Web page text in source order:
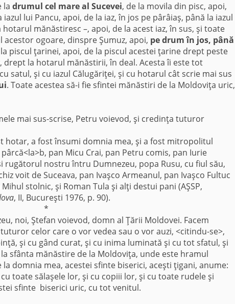
la drumul cel mare al Sucevei, de la movila din pisc, apoi,
lui Pancu, apoi, de la iaz, în jos pe pârâiaş, până la iazul
mănăstiresc –, apoi, de la acest iaz, în sus, şi toate
ogoare, dinspre Şumuz, apoi, pe drum în jos, până
piscul ţarinei, apoi, de la piscul acestei ţarine drept peste
drept la hotarul mănăstirii, în deal. Acesta îi este tot
satul, şi cu iazul Călugăriţei, şi cu hotarul cât scrie mai sus
. Toate acestea să-i fie sfintei mănăstiri de la Moldoviţa uric,
mai sus-scrise, Petru voievod, şi credinţa tuturor
hotar, a fost însumi domnia mea, şi a fost mitropolitul
pan Micu Crai, pan Petru comis, pan Iurie
rugătorul nostru întru Dumnezeu, popa Rusu, cu fiul său,
voit de Suceava, pan Ivaşco Armeanul, pan Ivaşco Fultuc
stolnic, şi Roman Tula şi alţi destui pani (AŞSP,
, II, Bucureşti 1976, p. 90).
*
noi, Ştefan voievod, domn al Ţării Moldovei. Facem
celor care o vor vedea sau o vor auzi, <citindu-se>,
şi cu gând curat, şi cu inima luminată şi cu tot sfatul, şi
sfânta mănăstire de la Moldoviţa, unde este hramul
la domnia mea, acestei sfinte biserici, aceşti ţigani, anume:
toate sălaşele lor, şi cu copiii lor, şi cu toate rudele şi
sfinte biserici uric, cu tot venitul.